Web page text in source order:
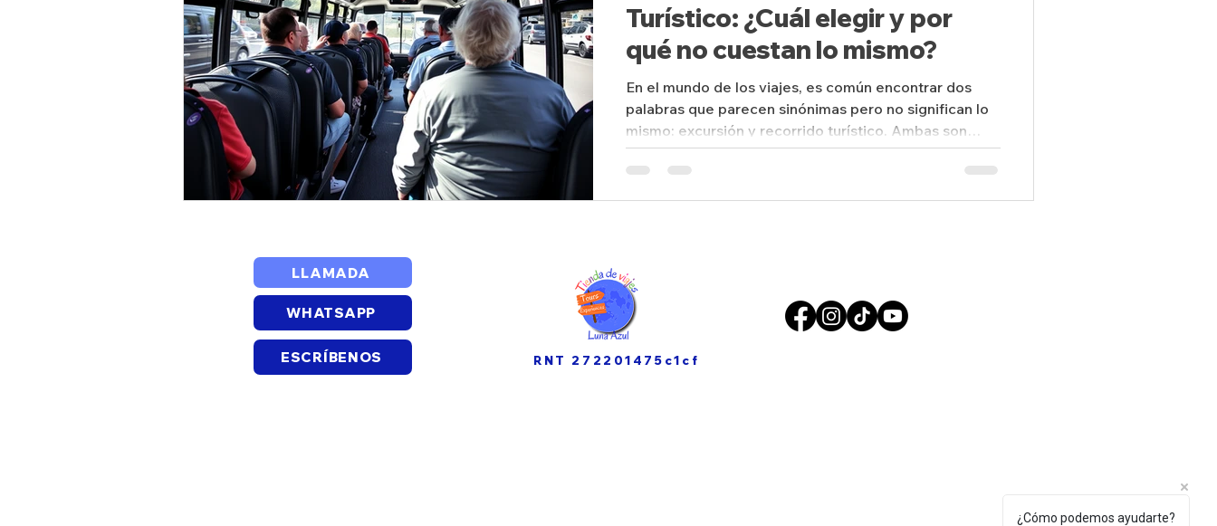
Turístico: ¿Cuál elegir y por
qué no cuestan lo mismo?
En el mundo de los viajes, es común encontrar dos
palabras que parecen sinónimas pero no significan lo
mismo: excursión y recorrido turístico. Ambas son
buenas opciones, ambas pueden ser divertidas y
ambas tienen su público. La diferencia está en lo que
saber qu
LLAMADA
WHATSAPP
ESCRÍBENOS RNT 272201475c1cf
¿Cómo podemos ayudarte?